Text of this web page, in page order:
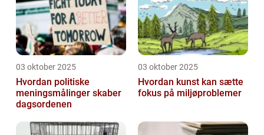
03 oktober 2025
Hvordan politiske
meningsmålinger skaber
dagsordenen
03 oktober 2025
Hvordan kunst kan sætte
fokus på miljøproblemer